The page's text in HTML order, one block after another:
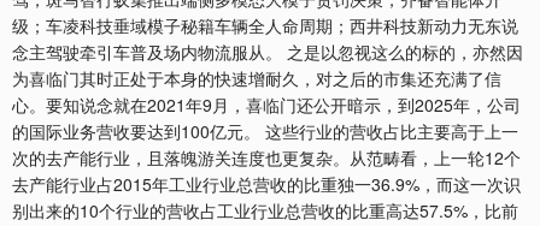
级；车凌科技垂域模子秘籍车辆全人命周期；西井科技新动力无东说
念主驾驶牵引车普及场内物流服从。 之是以忽视这么的标的，亦然因
为喜临门其时正处于本身的快速增耐久，对之后的市集还充满了信
心。要知说念就在2021年9月，喜临门还公开暗示，到2025年，公司
的国际业务营收要达到100亿元。 这些行业的营收占比主要高于上一
次的去产能行业，且落魄游关连度也更复杂。从范畴看，上一轮12个
去产能行业占2015年工业行业总营收的比重独一36.9%，而这一次识
别出来的10个行业的营收占工业行业总营收的比重高达57.5%，比前